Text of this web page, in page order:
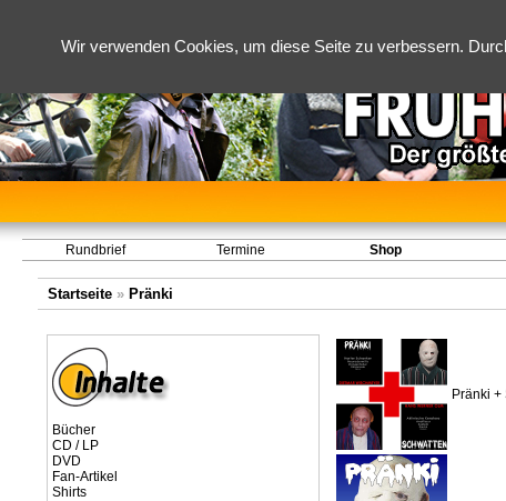
Wir verwenden Cookies, um diese Seite zu verbessern.
Rundbrief Termine Shop
Startseite » Pränki
Bücher
CD / LP
DVD
Fan-Artikel
Shirts
Pränki